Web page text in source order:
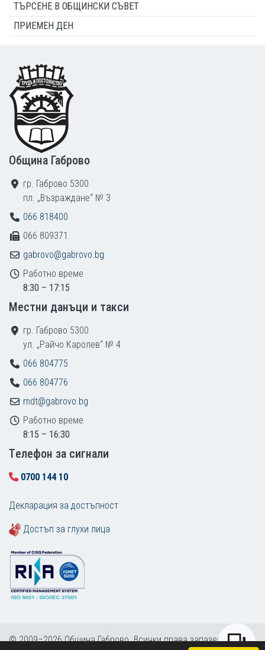
ТЪРСЕНЕ В ОБЩИНСКИ СЪВЕТ
ПРИЕМЕН ДЕН
Footer
Община Габрово
гр. Габрово 5300
пл. „Възраждане“ № 3
066 818400
066 809371
gabrovo@gabrovo.bg
Работно време
8:30 – 17:15
Местни данъци и такси
гр. Габрово 5300
ул. „Райчо Каролев“ № 4
066 804775
066 804776
mdt@gabrovo.bg
Работно време
8:15 – 16:30
Tелефон за сигнали
0700 144 10
Декларация за достъпност
Достъп за глухи лица
© 2009–2026 Община Габрово. Всички права запазени.